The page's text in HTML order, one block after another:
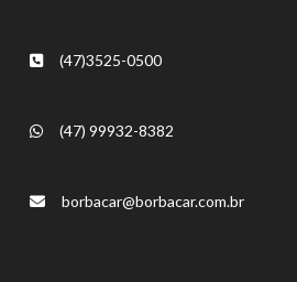
(47)3525-0500
(47) 99932-8382
borbacar@borbacar.com.br